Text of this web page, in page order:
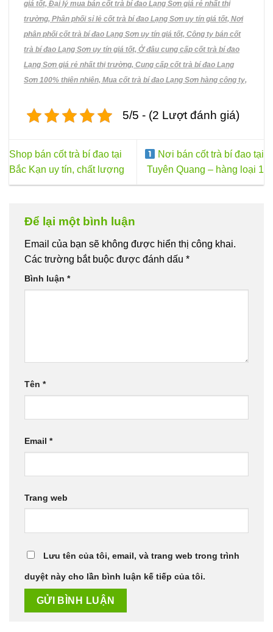
giá tốt, Đại lý mua bán cốt trà bí đao Lạng Sơn giá rẻ nhất thị
trường, Phân phối sỉ lẻ cốt trà bí đao Lạng Sơn uy tín giá tốt, Nơi
phân phối cốt trà bí đao Lạng Sơn uy tín giá tốt, Công ty bán cốt
trà bí đao Lạng Sơn uy tín giá tốt, Ở đâu cung cấp cốt trà bí đao
Lạng Sơn giá rẻ nhất thị trường, Cung cấp cốt trà bí đao Lạng
Sơn 100% thiên nhiên, Mua cốt trà bí đao Lạng Sơn hàng công ty,
5/5 - (2 Lượt đánh giá)
Shop bán cốt trà bí đao tại
Bắc Kạn uy tín, chất lượng
Nơi bán cốt trà bí đao tại
Tuyên Quang – hàng loại 1
Để lại một bình luận
Email của bạn sẽ không được hiển thị công khai.
Các trường bắt buộc được đánh dấu *
Bình luận *
Tên *
Email *
Trang web
Lưu tên của tôi, email, và trang web trong trình
duyệt này cho lần bình luận kế tiếp của tôi.